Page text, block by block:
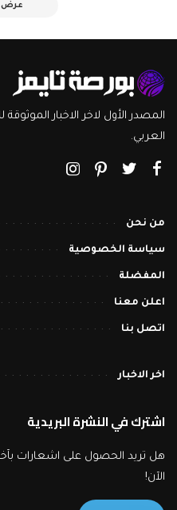
عرض
المصدر الأول لاخر الاخبار
العربي.
من نحن
سياسة الخصوصية
المفضلة
اعلن معنا
اتصل بنا
اخر الاخبار
اشترك في النشرة البريدية
هل تريد الحصول على اشعارات
الآن!